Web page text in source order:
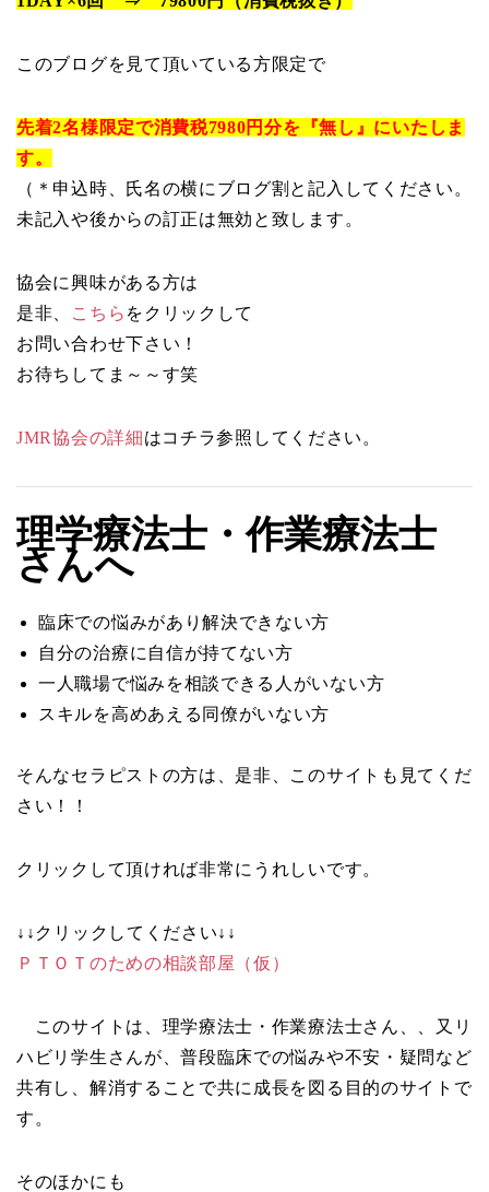
このブログを見て頂いている方限定で
先着2名様限定で消費税7980円分を『無し』にいたしま
す。
（＊申込時、氏名の横にブログ割と記入してください。
未記入や後からの訂正は無効と致します。
協会に興味がある方は
是非、
こちら をクリックして
お問い合わせ下さい！
お待ちしてま～～す笑
JMR協会の詳細はコチラ参照してください。
理学療法士・作業療法士
さんへ
臨床での悩みがあり解決できない方
自分の治療に自信が持てない方
一人職場で悩みを相談できる人がいない方
スキルを高めあえる同僚がいない方
そんなセラピストの方は、是非、このサイトも見てくだ
さい！！
クリックして頂ければ非常にうれしいです。
↓↓クリックしてください↓↓
ＰＴＯＴのための相談部屋（仮）
このサイトは、理学療法士・作業療法士さん、、又リ
ハビリ学生さんが、普段臨床での悩みや不安・疑問など
共有し、解消することで共に成長を図る目的のサイトで
す。
そのほかにも